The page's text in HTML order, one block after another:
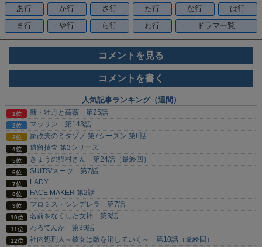
あ行 か行 さ行 た行 な行
は行
ま行
や行 ら行 わ行 ドラマ一覧
コメントを見る
コメントを書く
人気記事ランキング（週間）
新・牡丹と薔薇 第25話
マッサン 第143話
家政夫のミタゾノ 第7シーズン 第6話
遺留捜査 第3シリーズ
きょうの猫村さん 第24話（最終回）
SUITS/スーツ 第7話
LADY
FACE MAKER 第2話
プロミス・シンデレラ 第7話
名前をなくした女神 第3話
わろてんか 第39話
社内処刑人～彼女は敵を消していく～ 第10話（最終回）